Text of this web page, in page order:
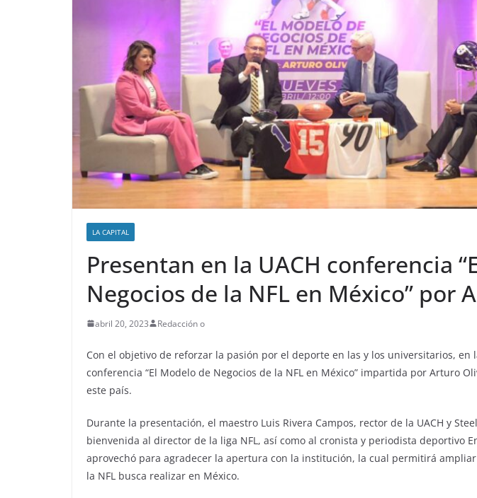
LA CAPITAL
Presentan en la UACH conferencia
Negocios de la NFL en México” por
abril 20, 2023 Redacción o
Con el objetivo de reforzar la pasión por el deporte en las y los universitarios, en
conferencia “El Modelo de Negocios de la NFL en México” impartida por Arturo
este país.
Durante la presentación, el maestro Luis Rivera Campos, rector de la UACH y
bienvenida al director de la liga NFL, así como al cronista y periodista deportivo
aprovechó para agradecer la apertura con la institución, la cual permitirá
la NFL busca realizar en México.